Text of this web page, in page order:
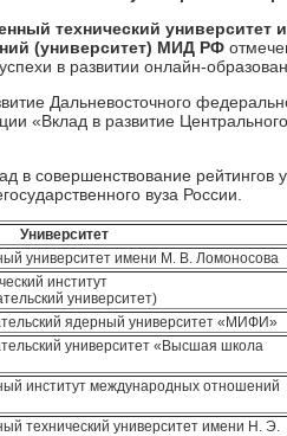
технический университет
(университет) МИД РФ
в развитии онлайн-
Дальневосточного
«Вклад в развитие
в совершенствование рейтингов
вуза России.
Университет
университет имени М. В. Ломоносова
институт
университет)
ядерный университет «МИФИ»
университет «Высшая школа
институт международных отношений
технический университет имени Н. Э.